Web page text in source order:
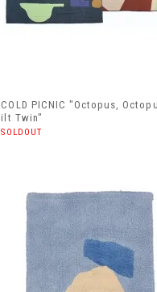
COLD PICNIC "Octopus,
ilt Twin"
SOLDOUT